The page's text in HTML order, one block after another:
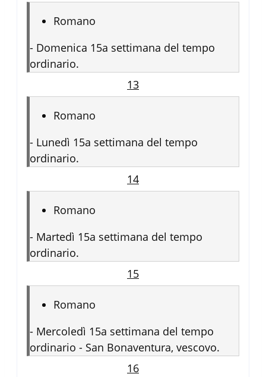
Romano
- Domenica 15a settimana del tempo
ordinario.
13
Romano
- Lunedì 15a settimana del tempo
ordinario.
14
Romano
- Martedì 15a settimana del tempo
ordinario.
15
Romano
- Mercoledì 15a settimana del tempo
ordinario - San Bonaventura, vescovo.
16